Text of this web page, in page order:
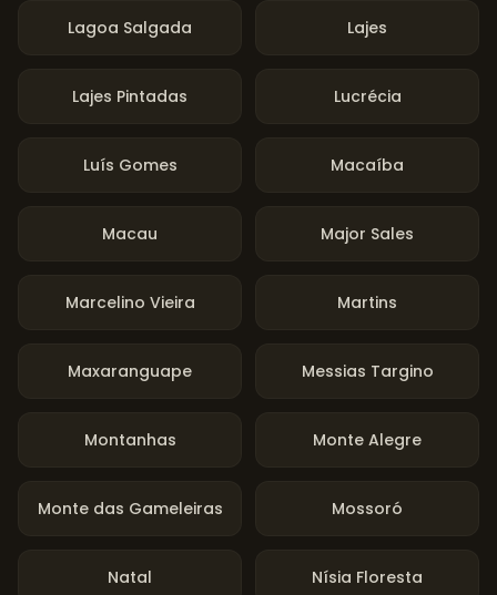
Lagoa Salgada Lajes
Lajes Pintadas Lucrécia
Luís Gomes Macaíba
Macau Major Sales
Marcelino Vieira Martins
Maxaranguape Messias Targino
Montanhas Monte Alegre
Monte das Gameleiras Mossoró
Natal Nísia Floresta